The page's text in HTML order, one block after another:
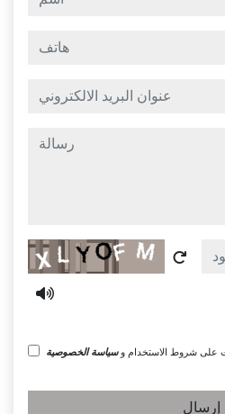
عنوان البريد الالكتروني
رسالة
Captcha
على شروط الاستخدام وسياسة الخصوصية
إرسال